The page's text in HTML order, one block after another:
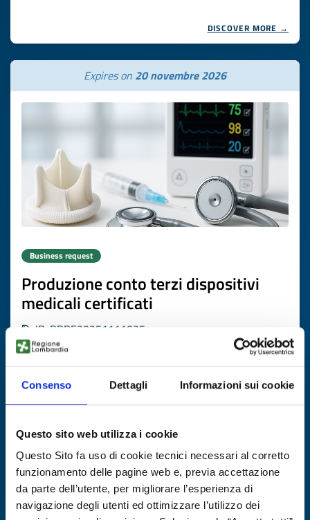
Consenso Dettagli Informazioni sui cookie
Questo sito web utilizza i cookie
Questo Sito fa uso di cookie tecnici necessari al corretto
funzionamento delle pagine web e, previa accettazione
da parte dell’utente, per migliorare l’esperienza di
navigazione degli utenti ed ottimizzare l’utilizzo dei
DISCOVER MORE →
Expires on 20 novembre 2026
Business request
Produzione conto terzi dispositivi
medicali certificati
ID: BRDE20251111025
DISCOVER MORE →